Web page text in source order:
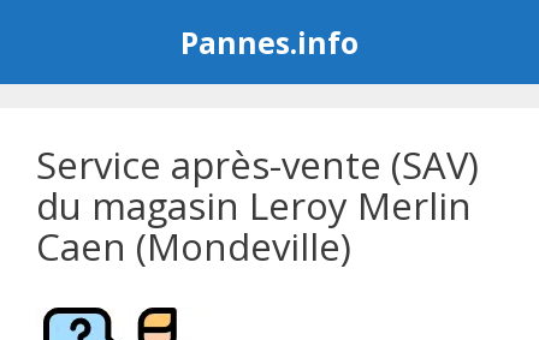
Pannes.info
Service après-vente (SAV)
du magasin Leroy Merlin
Caen (Mondeville)